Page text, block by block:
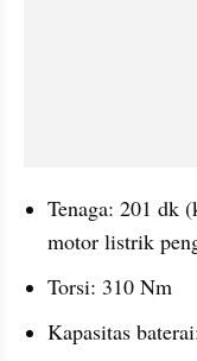
Tenaga: 201 dk
motor listrik
Torsi: 310 Nm
Kapasitas